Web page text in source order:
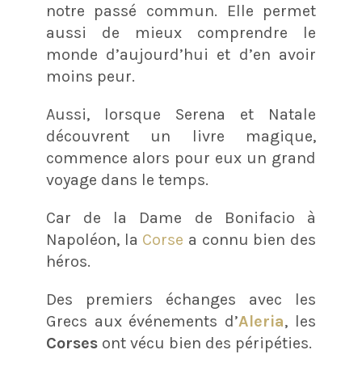
notre passé commun. Elle permet
aussi de mieux comprendre le
monde d’aujourd’hui et d’en avoir
moins peur.
Aussi, lorsque Serena et Natale
découvrent un livre magique,
commence alors pour eux un grand
voyage dans le temps.
Car de la Dame de Bonifacio à
Napoléon, la Corse a connu bien des
héros.
Des premiers échanges avec les
Grecs aux événements d’Aleria, les
Corses ont vécu bien des péripéties.